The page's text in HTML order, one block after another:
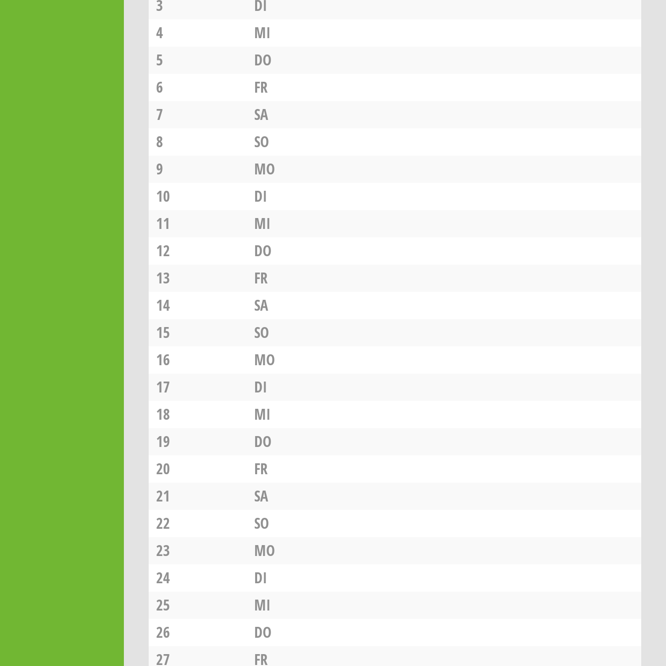
3
DI
4
MI
5
DO
6
FR
7
SA
8
SO
9
MO
10
DI
11
MI
12
DO
13
FR
14
SA
15
SO
16
MO
17
DI
18
MI
19
DO
20
FR
21
SA
22
SO
23
MO
24
DI
25
MI
26
DO
27
FR